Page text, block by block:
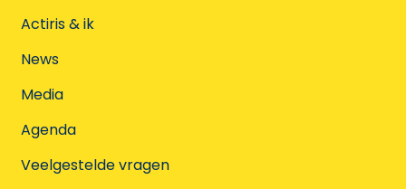
Actiris & ik
News
Media
Agenda
Veelgestelde vragen